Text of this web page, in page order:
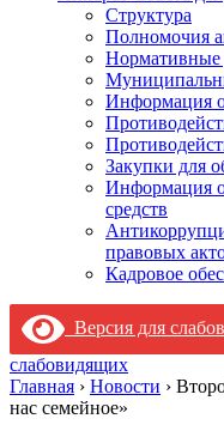
Структура
Полномочия
Нормативные
Информация
Закупки для
Информация
средств
правовых
Кадровое
Версия для
слабовидящих
Главная › Новости ›
нас семейное»